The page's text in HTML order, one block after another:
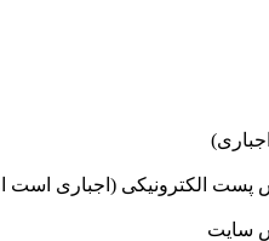
پست الکترونیکی (اجباری است
سایت